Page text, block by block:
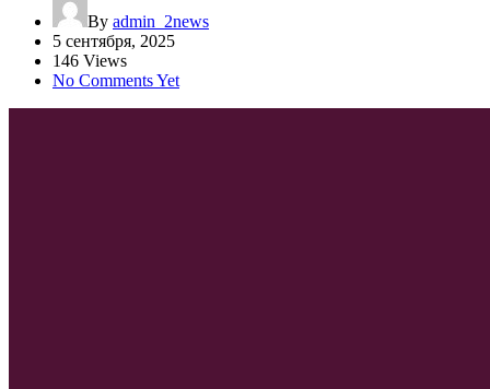
By admin_2news
5 сентября, 2025
146 Views
No Comments Yet